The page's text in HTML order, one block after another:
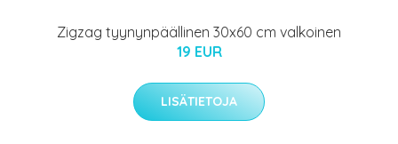
Zigzag tyynynpäällinen 30x60 cm valkoinen
19 EUR
LISÄTIETOJA